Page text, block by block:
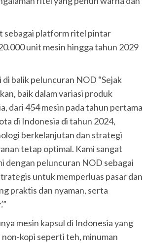
sebagai platform ritel pintar
unit mesin hingga tahun 2029
balik peluncuran NOD “Sejak
baik dalam variasi produk
dari 454 mesin pada tahun pertama
di Indonesia di tahun 2024,
berkelanjutan dan strategi
tetap optimal. Kami sangat
dengan peluncuran NOD sebagai
untuk memperluas pasar dan
praktis dan nyaman, serta
”
mesin kapsul di Indonesia yang
kopi seperti teh, minuman